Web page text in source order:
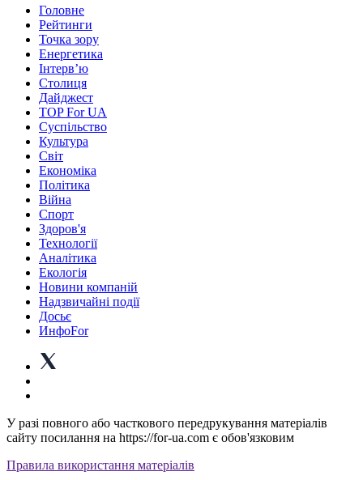
Головне
Рейтинги
Точка зору
Енергетика
Інтерв’ю
Столиця
Дайджест
TOP For UA
Суспiльство
Культура
Світ
Економіка
Політика
Війна
Спорт
Здоров'я
Технології
Аналітика
Екологія
Новини компаній
Надзвичайні події
Досьє
ИнфоFor
У разі повного або часткового передрукування матеріалів
сайту посилання на https://for-ua.com є обов'язковим
Правила використання матеріалів